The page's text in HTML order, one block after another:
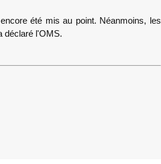
été mis au point. Néanmoins, les
déclaré l'OMS.